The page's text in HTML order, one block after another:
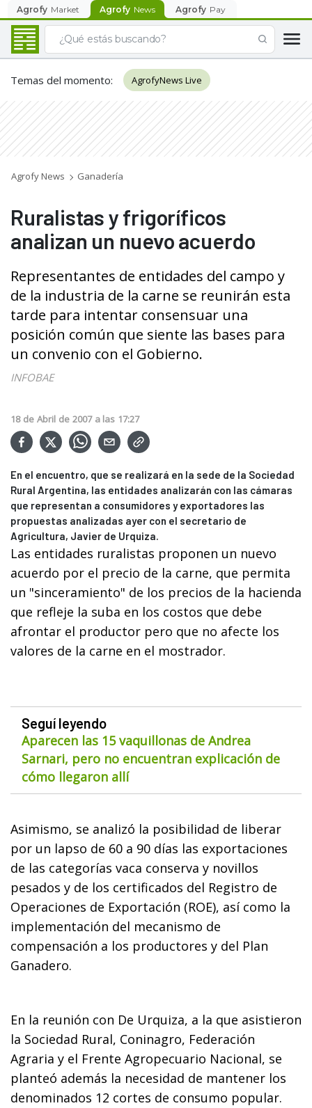
Agrofy Market Agrofy News Agrofy Pay
Temas del momento: AgrofyNews Live
Agrofy News Ganadería
Ruralistas y frigoríficos
analizan un nuevo acuerdo
Representantes de entidades del campo y
de la industria de la carne se reunirán esta
tarde para intentar consensuar una
posición común que siente las bases para
un convenio con el Gobierno.
INFOBAE
18 de Abril de 2007 a las 17:27
En el encuentro, que se realizará en la sede de la Sociedad
Rural Argentina, las entidades analizarán con las cámaras
que representan a consumidores y exportadores las
propuestas analizadas ayer con el secretario de
Agricultura, Javier de Urquiza.
Las entidades ruralistas proponen un nuevo
acuerdo por el precio de la carne, que permita
un "sinceramiento" de los precios de la hacienda
que refleje la suba en los costos que debe
afrontar el productor pero que no afecte los
valores de la carne en el mostrador.
Seguí leyendo
Aparecen las 15 vaquillonas de Andrea
Sarnari, pero no encuentran explicación de
cómo llegaron allí
Asimismo, se analizó la posibilidad de liberar
por un lapso de 60 a 90 días las exportaciones
de las categorías vaca conserva y novillos
pesados y de los certificados del Registro de
Operaciones de Exportación (ROE), así como la
implementación del mecanismo de
compensación a los productores y del Plan
Ganadero.
En la reunión con De Urquiza, a la que asistieron
la Sociedad Rural, Coninagro, Federación
Agraria y el Frente Agropecuario Nacional, se
planteó además la necesidad de mantener los
denominados 12 cortes de consumo popular.